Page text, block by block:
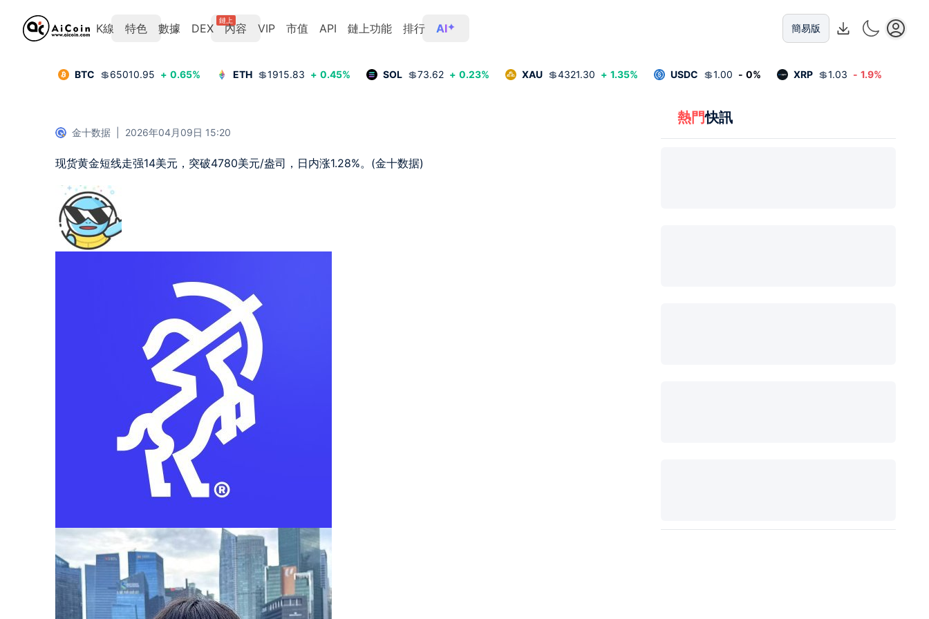
K線 特色 數據 DEX
鏈上
內容 VIP 市值 API 鏈上功能 排行 AI 簡易版
BTC 💲65010.95 + 0.65% ETH 💲1915.83 + 0.45% SOL 💲73.62 + 0.23% XAU 💲4321.30 + 1.35% USDC 💲1.00 - 0% XRP 💲1.03 - 1.9%
金十数据 2026年04月09日 15:20
现货黄金短线走强14美元，突破4780美元/盎司，日内涨1.28%。(金十数据)
熱門快訊